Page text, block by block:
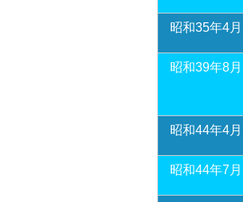
昭和35年4月
昭和39年8月
昭和44年4月
昭和44年7月